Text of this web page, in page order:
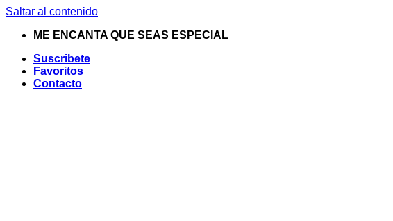
Saltar al contenido
ME ENCANTA QUE SEAS ESPECIAL
Suscribete
Favoritos
Contacto